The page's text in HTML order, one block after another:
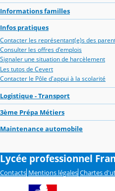
Informations familles
Infos pratiques
Contacter les représentant(e)s des
Consulter les offres d'emplois
Signaler une situation de harcèlement
Les tutos de Cevert
Contacter le Pôle d'appui à la scolarité
Logistique - Transport
3ème Prépa Métiers
Maintenance automobile
Lycée professionnel
Contacts Mentions légales Chartes